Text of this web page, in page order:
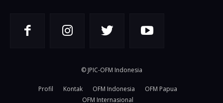
© JPIC-OFM Indonesia
Profil Kontak OFM Indonesia
OFM Papua
OFM Internasional